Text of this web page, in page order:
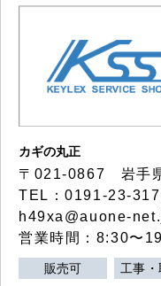
カギの丸正
〒021-0867 岩手
TEL：0191-23-
h49xa@auone-
営業時間：8:30〜
販売可 工事